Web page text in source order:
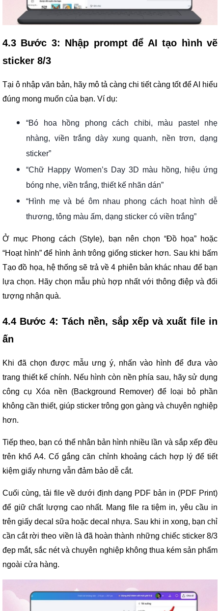
4.3 Bước 3: Nhập prompt để AI tạo hình vẽ
sticker 8/3
Tại ô nhập văn bản, hãy mô tả càng chi tiết càng tốt để AI hiểu
đúng mong muốn của bạn. Ví dụ:
“Bó hoa hồng phong cách chibi, màu pastel nhẹ
nhàng, viền trắng dày xung quanh, nền trơn, dạng
sticker”
“Chữ Happy Women’s Day 3D màu hồng, hiệu ứng
bóng nhẹ, viền trắng, thiết kế nhãn dán”
“Hình mẹ và bé ôm nhau phong cách hoạt hình dễ
thương, tông màu ấm, dạng sticker có viền trắng”
Ở mục Phong cách (Style), bạn nên chọn “Đồ họa” hoặc
“Hoạt hình” để hình ảnh trông giống sticker hơn. Sau khi bấm
Tạo đồ họa, hệ thống sẽ trả về 4 phiên bản khác nhau để bạn
lựa chọn. Hãy chọn mẫu phù hợp nhất với thông điệp và đối
tượng nhận quà.
4.4 Bước 4: Tách nền, sắp xếp và xuất file in
ấn
Khi đã chọn được mẫu ưng ý, nhấn vào hình để đưa vào
trang thiết kế chính. Nếu hình còn nền phía sau, hãy sử dụng
công cụ Xóa nền (Background Remover) để loại bỏ phần
không cần thiết, giúp sticker trông gọn gàng và chuyên nghiệp
hơn.
Tiếp theo, bạn có thể nhân bản hình nhiều lần và sắp xếp đều
trên khổ A4. Cố gắng căn chỉnh khoảng cách hợp lý để tiết
kiệm giấy nhưng vẫn đảm bảo dễ cắt.
Cuối cùng, tải file về dưới định dạng PDF bản in (PDF Print)
để giữ chất lượng cao nhất. Mang file ra tiệm in, yêu cầu in
trên giấy decal sữa hoặc decal nhựa. Sau khi in xong, bạn chỉ
cần cắt rời theo viền là đã hoàn thành những chiếc sticker 8/3
đẹp mắt, sắc nét và chuyên nghiệp không thua kém sản phẩm
ngoài cửa hàng.